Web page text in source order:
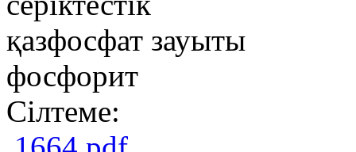
қазфосфат зауыты
фосфорит
Сілтеме: